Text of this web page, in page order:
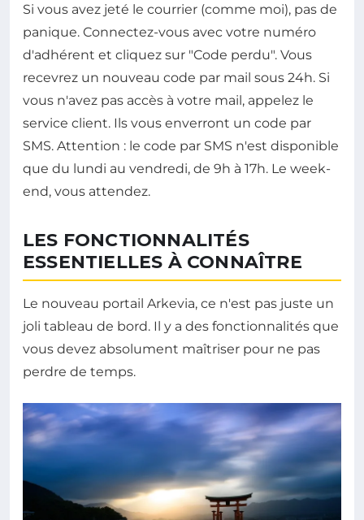
Si vous avez jeté le courrier (comme moi), pas de
panique. Connectez-vous avec votre numéro
d'adhérent et cliquez sur "Code perdu". Vous
recevrez un nouveau code par mail sous 24h. Si
vous n'avez pas accès à votre mail, appelez le
service client. Ils vous enverront un code par
SMS. Attention : le code par SMS n'est disponible
que du lundi au vendredi, de 9h à 17h. Le week-
end, vous attendez.
LES FONCTIONNALITÉS
ESSENTIELLES À CONNAÎTRE
Le nouveau portail Arkevia, ce n'est pas juste un
joli tableau de bord. Il y a des fonctionnalités que
vous devez absolument maîtriser pour ne pas
perdre de temps.